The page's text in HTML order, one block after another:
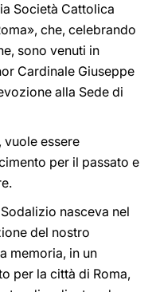
Società Cattolica
che, celebrando
sono venuti in
Cardinale Giuseppe
alla Sede di
vuole essere
per il passato e
nasceva nel
del nostro
memoria, in un
per la città di Roma,